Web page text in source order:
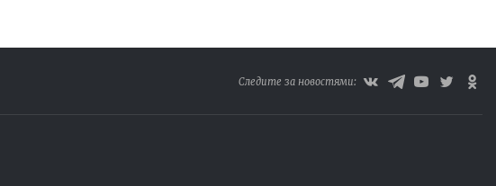
Следите за новостями: